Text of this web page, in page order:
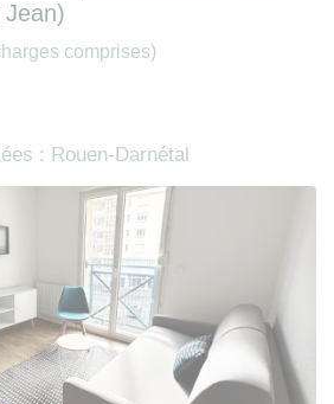
comprises)
: Rouen-Darnétal